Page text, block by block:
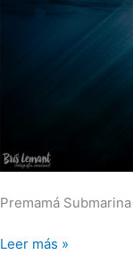
Premamá
Leer más »